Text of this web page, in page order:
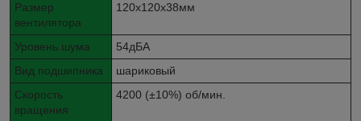
Размер
вентилятора
120x120x38мм
Уровень шума
54дБА
Вид подшипника
шариковый
Скорость
вращения
4200 (±10%) об/мин.